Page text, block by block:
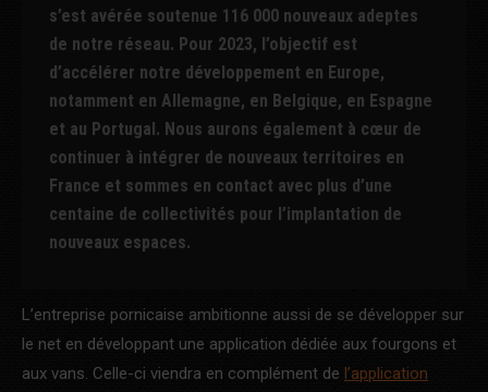
s’est avérée soutenue 116 000 nouveaux adeptes
de notre réseau. Pour 2023, l’objectif est
d’accélérer notre développement en Europe,
notamment en Allemagne, en Belgique, en Espagne
et au Portugal. Nous aurons également à cœur de
continuer à intégrer de nouveaux territoires en
France et sommes en contact avec plus d’une
centaine de collectivités pour l’implantation de
nouveaux espaces.
L’entreprise pornicaise ambitionne aussi de se développer sur
le net en développant une application dédiée aux fourgons et
aux vans. Celle-ci viendra en complément de l’application